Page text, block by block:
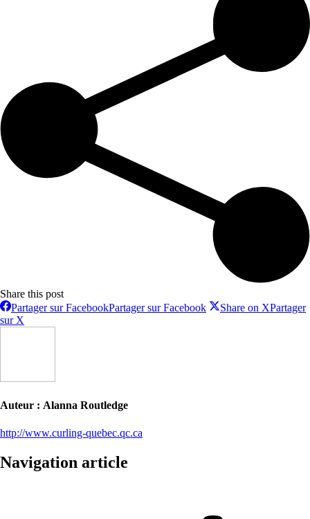
Share this post
Partager sur FacebookPartager sur Facebook Share on XPartager
sur X
Auteur : Alanna Routledge
http://www.curling-quebec.qc.ca
Navigation article